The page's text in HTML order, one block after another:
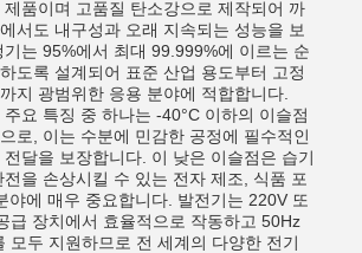
품이며 고품질 탄소강으로 제작되어 까
서도 내구성과 오래 지속되는 성능을 보
는 95%에서 최대 99.999%에 이르는 순
도록 설계되어 표준 산업 용도부터 고정
지 광범위한 응용 분야에 적합합니다.
요 특징 중 하나는 -40°C 이하의 이슬점
로, 이는 수분에 민감한 공정에 필수적인
달을 보장합니다. 이 낮은 이슬점은 습기
을 손상시킬 수 있는 전자 제조, 식품 포
야에 매우 중요합니다. 발전기는 220V 또
급 장치에서 효율적으로 작동하고 50Hz
모두 지원하므로 전 세계의 다양한 전기